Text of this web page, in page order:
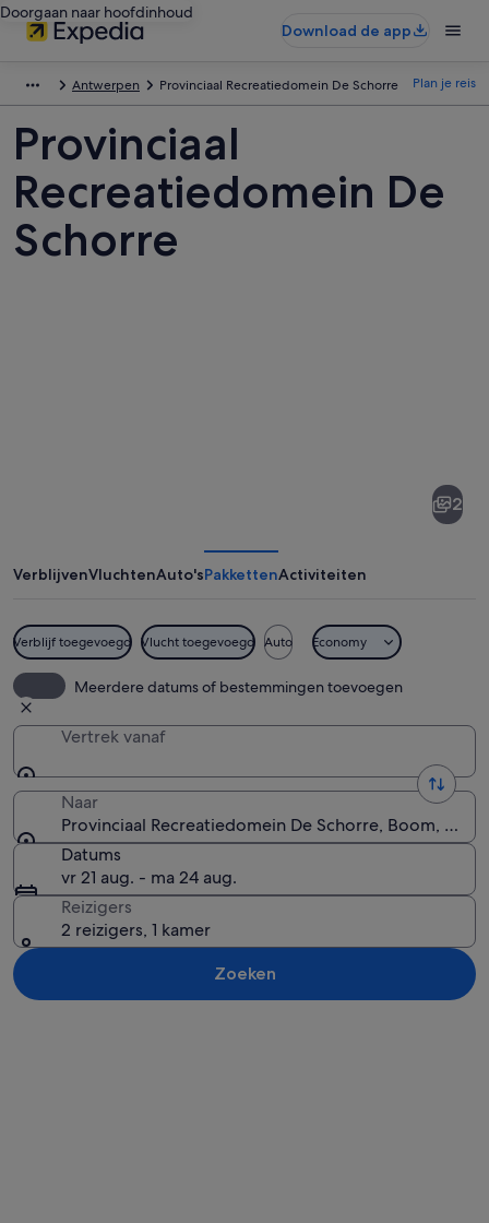
Doorgaan naar hoofdinhoud
Download de app
Antwerpen Provinciaal Recreatiedomein De Schorre Plan je reis
Provinciaal
Recreatiedomein De
Schorre
Schorre
2
VerblijvenVluchtenAuto'sPakkettenActiviteiten
Verblijf toegevoegd Vlucht toegevoegd Auto Economy
Meerdere datums of bestemmingen toevoegen
Vertrek vanaf
Naar
Provinciaal Recreatiedomein De Schorre, Boom,
Datums
vr 21 aug. - ma 24 aug.
Reizigers
2 reizigers, 1 kamer
Zoeken